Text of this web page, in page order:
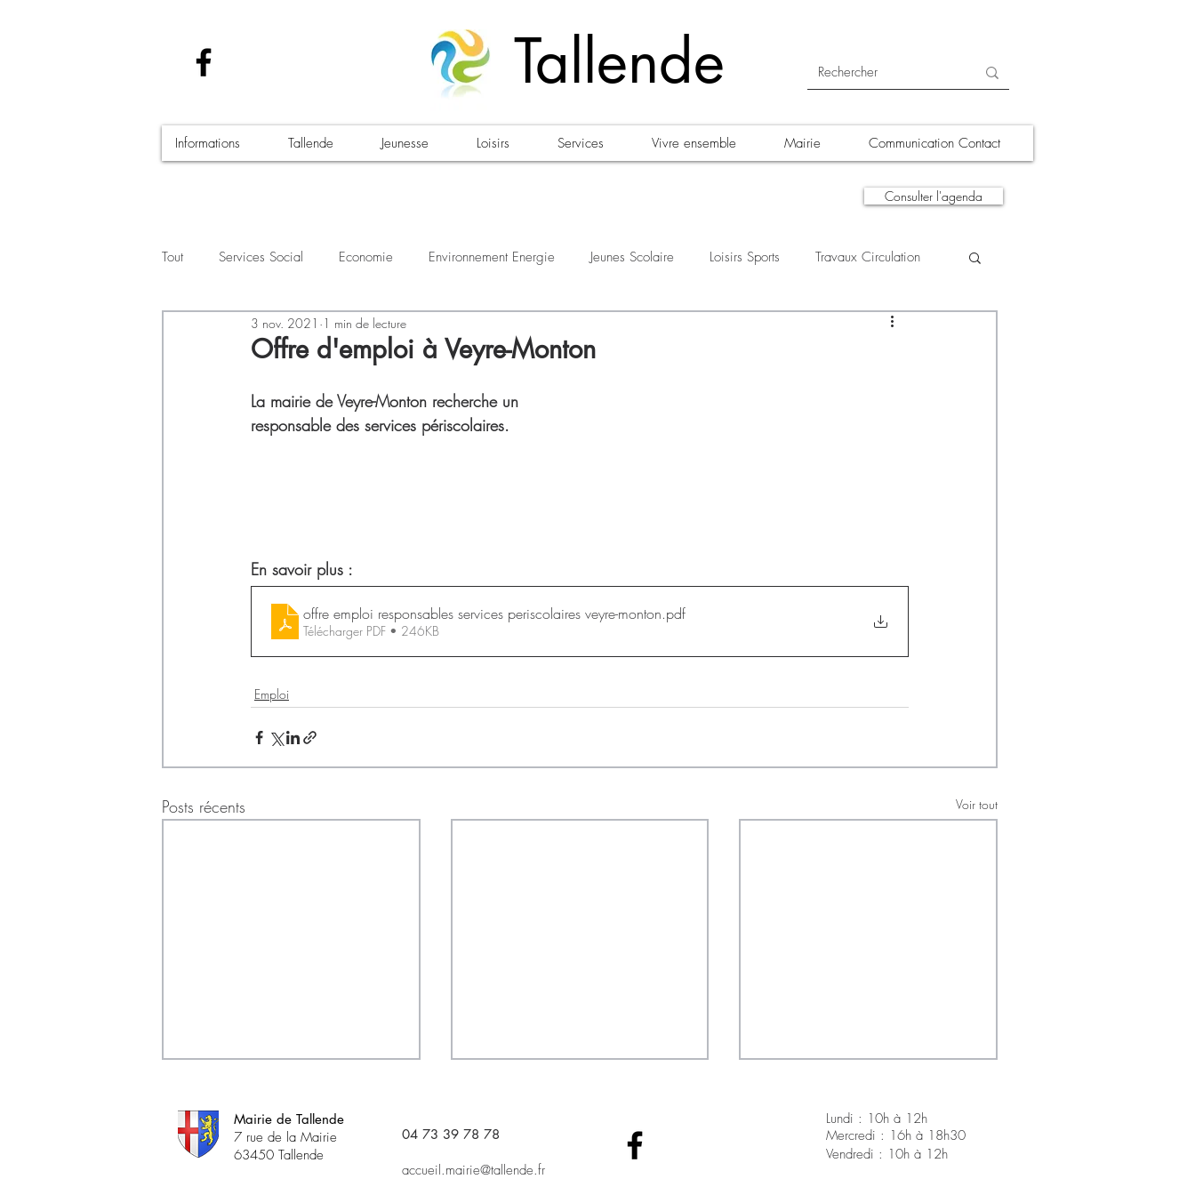
Tallende
Informations Tallende Jeunesse Loisirs Services Vivre ensemble Mairie Communication Contact
Consulter l'agenda
Tout Services Social Economie Environnement Energie Jeunes Scolaire Loisirs Sports Travaux Circulation
Santé - Covid-19 Culture Manifestations A la une
Offre d'emploi à Veyre-Monton
3 nov. 2021 1 min de lecture
La mairie de Veyre-Monton recherche un
responsable des services périscolaires.
En savoir plus :
offre emploi responsables services periscolaires veyre-monton.pdf
Télécharger PDF • 246KB
Emploi
Posts récents Voir tout
Mairie de Tallende
7 rue de la Mairie
63450 Tallende
04 73 39 78 78​
accueil.mairie@tallende.fr
Lundi : 10h à 12h
Mercredi : 16h à 18h30
Vendredi : 10h à 12h